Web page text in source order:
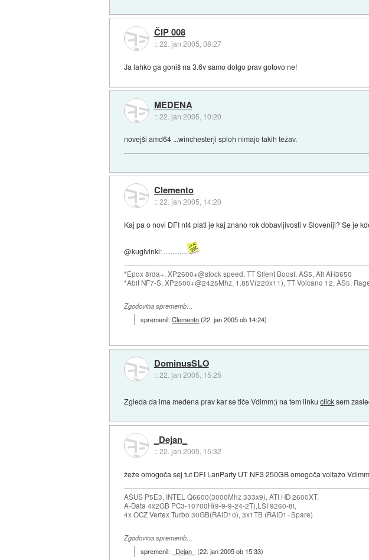
ČIP 008
::22. jan 2005, 08:27
Ja lahko ga goniš na 3.6v samo dolgo prav gotovo ne!
MEDENA
::22. jan 2005, 10:20
novejši amd64 ...winchesterji sploh nimajo takih težav.
Clemento
::22. jan 2005, 14:20
Kaj pa o novi DFI nf4 plati je kaj znano rok dobavljivosti v Sloveniji? Se je
@kuglvinkl: .............
*Epox 8rda+, XP2600+@stock speed, TT Silent Boost, AS5, Ati AH3650
*Abit NF7-S, XP2500+@2425Mhz, 1.85V(220x11), TT Volcano 12, AS5,
Zgodovina sprememb…
spremenil:Clemento(22. jan 2005 ob 14:24)
DominusSLO
::22. jan 2005, 15:25
Zgleda da ima medena prav kar se tiče Vdimm;) na tem linkuclicksem
_Dejan_
::22. jan 2005, 15:32
žeže omogoča sej tut DFI LanParty UT NF3 250GB omogoča voltažo
ASUS P5E3, INTEL Q6600(3000Mhz 333x9), ATI HD 2600XT,
A-Data 4x2GB PC3-10700H(9-9-9-24-2T),LSI 9260-8i,
4x OCZ Vertex Turbo 30GB(RAID10), 3x1TB (RAID1+Spare)
Zgodovina sprememb…
spremenil: _Dejan_ (22. jan 2005 ob 15:33)